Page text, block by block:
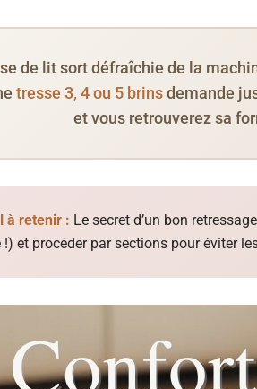
de lit sort défraîchie de la
tresse 3, 4 ou 5 brinsdemande
et vous retrouverez sa
à retenir : Le secret d’un bon
!) et procéder par sections pour éviter